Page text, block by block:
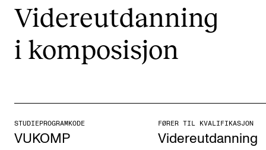
Bachelor
Master
Talentutvikling
Videre­ut­dan­ning
i kom­po­si­sjon
STUDIEPROGRAMKODE
VUKOMP
FØRER TIL KVALIFIKASJON
Videreutdanning